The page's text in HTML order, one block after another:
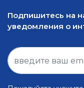
Подпишитесь на
уведомления о